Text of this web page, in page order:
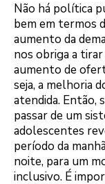
Não há política
bem em termos
aumento da
nos obriga a tirar
aumento de
seja, a melhoria
atendida. Então,
passar de um
adolescentes
período da
noite, para um
inclusivo. É